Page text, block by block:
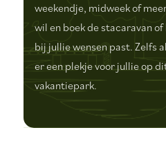
weekendje, midweek of
wil en boek de stacaravan
bij jullie wensen past. Zelfs
er een plekje voor jullie op
vakantiepark.